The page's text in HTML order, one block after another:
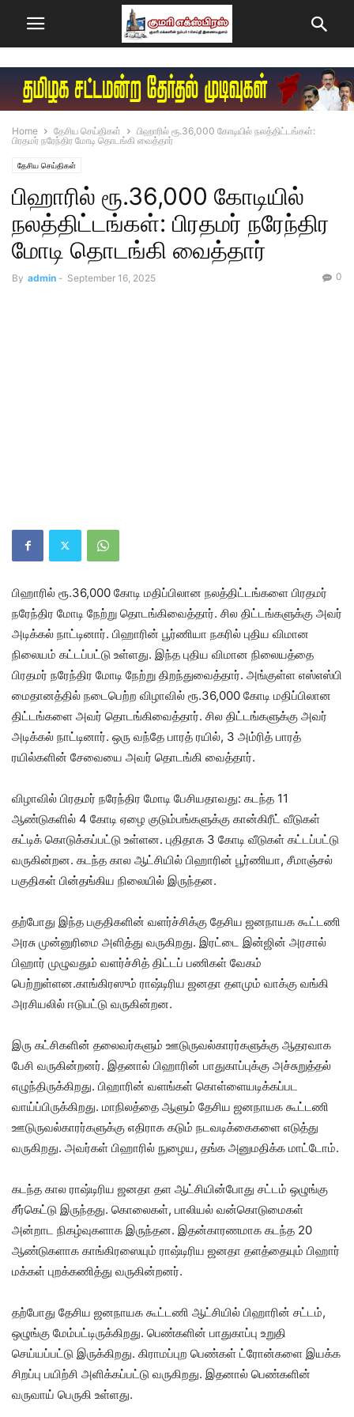
Home தேசிய செய்திகள்
பிஹாரில் ரூ.36,000 கோடியில் நலத்திட்டங்கள்:
பிரதமர் நரேந்திர மோடி தொடங்கி வைத்தார்
தேசிய செய்திகள்
பிஹாரில் ரூ.36,000 கோடியில்
நலத்திட்டங்கள்: பிரதமர் நரேந்திர
மோடி தொடங்கி வைத்தார்
By admin - September 16, 2025 0
பிஹாரில் ரூ.36,000 கோடி மதிப்பிலான நலத்திட்டங்களை பிரதமர்
நரேந்திர மோடி நேற்று தொடங்கிவைத்தார். சில திட்டங்களுக்கு அவர்
அடிக்கல் நாட்டினார். பிஹாரின் பூர்ணியா நகரில் புதிய விமான
நிலையம் கட்டப்பட்டு உள்ளது. இந்த புதிய விமான நிலையத்தை
பிரதமர் நரேந்திர மோடி நேற்று திறந்துவைத்தார். அங்குள்ள எஸ்எஸ்பி
மைதானத்தில் நடைபெற்ற விழாவில் ரூ.36,000 கோடி மதிப்பிலான
திட்டங்களை அவர் தொடங்கிவைத்தார். சில திட்டங்களுக்கு அவர்
அடிக்கல் நாட்டினார். ஒரு வந்தே பாரத் ரயில், 3 அம்ரித் பாரத்
ரயில்களின் சேவையை அவர் தொடங்கி வைத்தார்.
விழாவில் பிரதமர் நரேந்திர மோடி பேசியதாவது: கடந்த 11
ஆண்டுகளில் 4 கோடி ஏழை குடும்பங்களுக்கு கான்கிரீட் வீடுகள்
கட்டிக் கொடுக்கப்பட்டு உள்ளன. புதிதாக 3 கோடி வீடுகள் கட்டப்பட்டு
வருகின்றன. கடந்த கால ஆட்சியில் பிஹாரின் பூர்ணியா, சீமாஞ்சல்
பகுதிகள் பின்தங்கிய நிலையில் இருந்தன.
தற்போது இந்த பகுதிகளின் வளர்ச்சிக்கு தேசிய ஜனநாயக கூட்டணி
அரசு முன்னுரிமை அளித்து வருகிறது. இரட்டை இன்ஜின் அரசால்
பிஹார் முழுவதும் வளர்ச்சித் திட்டப் பணிகள் வேகம்
பெற்றுள்ளன.காங்கிரஸும் ராஷ்டிரிய ஜனதா தளமும் வாக்கு வங்கி
அரசியலில் ஈடுபட்டு வருகின்றன.
இரு கட்சிகளின் தலைவர்களும் ஊடுருவல்காரர்களுக்கு ஆதரவாக
பேசி வருகின்றனர். இதனால் பிஹாரின் பாதுகாப்புக்கு அச்சுறுத்தல்
எழுந்திருக்கிறது. பிஹாரின் வளங்கள் கொள்ளையடிக்கப்பட
வாய்ப்பிருக்கிறது. மாநிலத்தை ஆளும் தேசிய ஜனநாயக கூட்டணி
ஊடுருவல்காரர்களுக்கு எதிராக கடும் நடவடிக்கைகளை எடுத்து
வருகிறது. அவர்கள் பிஹாரில் நுழைய, தங்க அனுமதிக்க மாட்டோம்.
கடந்த கால ராஷ்டிரிய ஜனதா தள ஆட்சியின்போது சட்டம் ஒழுங்கு
சீர்கெட்டு இருந்தது. கொலைகள், பாலியல் வன்கொடுமைகள்
அன்றாட நிகழ்வுகளாக இருந்தன. இதன்காரணமாக கடந்த 20
ஆண்டுகளாக காங்கிரஸையும் ராஷ்டிரிய ஜனதா தளத்தையும் பிஹார்
மக்கள் புறக்கணித்து வருகின்றனர்.
தற்போது தேசிய ஜனநாயக கூட்டணி ஆட்சியில் பிஹாரின் சட்டம்,
ஒழுங்கு மேம்பட்டிருக்கிறது. பெண்களின் பாதுகாப்பு உறுதி
செய்யப்பட்டு இருக்கிறது. கிராமப்புற பெண்கள் ட்ரோன்களை இயக்க
சிறப்பு பயிற்சி அளிக்கப்பட்டு வருகிறது. இதனால் பெண்களின்
வருவாய் பெருகி உள்ளது.